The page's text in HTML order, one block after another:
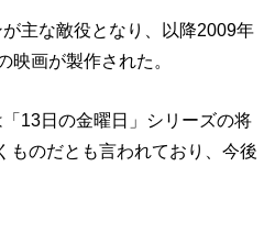
主な敵役となり、以降2009年
映画が製作された。
13日の金曜日」シリーズの将
ものだとも言われており、今後